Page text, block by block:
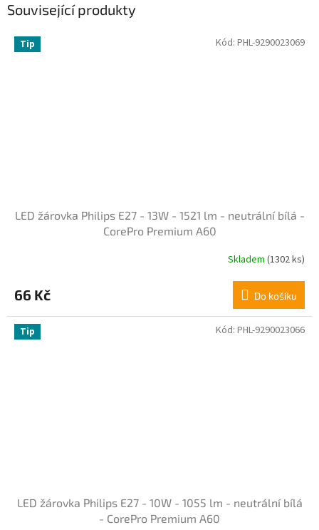
Související produkty
Tip
LED žárovka Philips E27 - 13W - 1521 lm - neutrální bílá -
CorePro Premium A60
produktu
je
5,0
5
Skladem(1302 ks)
66 Kč Do košíku
Kód: PHL-9290023069
Tip
LED žárovka Philips E27 - 10W - 1055 lm - neutrální bílá
- CorePro Premium A60
Kód: PHL-9290023066